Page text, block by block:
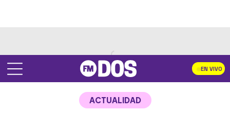
EN VIVO
ACTUALIDAD